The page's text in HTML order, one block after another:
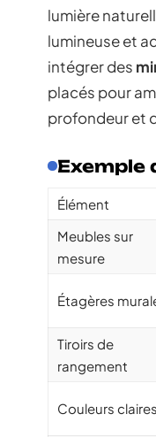
lumière
lumineuse et
intégrer des
placés pour
profondeur et
Exemple
Élément
Meubles sur
mesure
Étagères
Tiroirs de
rangement
Couleurs claires